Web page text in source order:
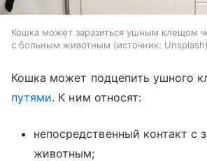
Кошка может заразиться ушным клещом
с больным животным
источник: Unsplash
Кошка может подцепить ушного
путями. К ним относят:
непосредственный контакт с
животным;